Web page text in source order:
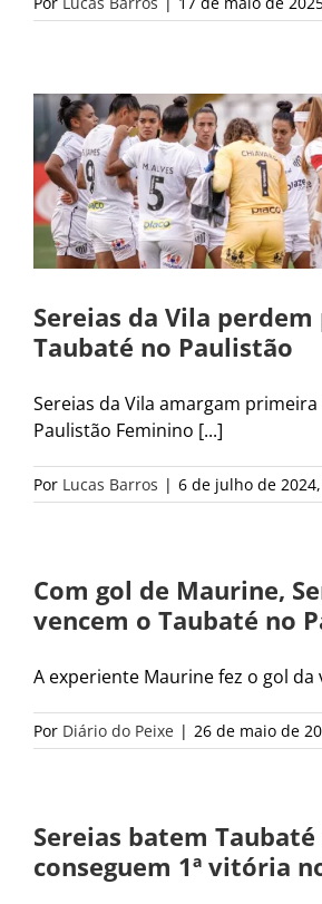
Sereias da Vila perdem
Taubaté no Paulistão
Sereias da Vila amargam
Paulistão Feminino [...]
Por Lucas Barros | 6 de julho de
Com gol de Maurine,
vencem o Taubaté no
A experiente Maurine fez o gol da
Por Diário do Peixe | 26 de maio de
Sereias batem Taubaté
conseguem 1ª vitória